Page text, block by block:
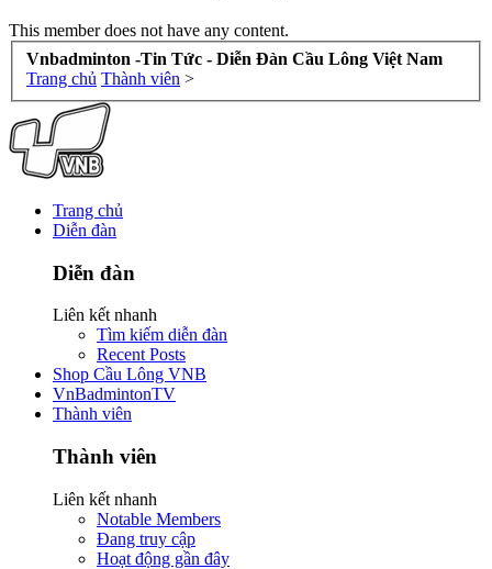
This member does not have any content.
Vnbadminton -Tin Tức - Diễn Đàn Cầu Lông Việt Nam
Trang chủ Thành viên >
Trang chủ
Diễn đàn
Diễn đàn
Liên kết nhanh
Tìm kiếm diễn đàn
Recent Posts
Shop Cầu Lông VNB
VnBadmintonTV
Thành viên
Thành viên
Liên kết nhanh
Notable Members
Đang truy cập
Hoạt động gần đây